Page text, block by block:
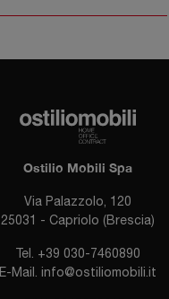
Ostilio Mobili Spa
Via Palazzolo, 120
25031 - Capriolo (Brescia)
Tel. +39 030-7460890
E-Mail. info@ostiliomobili.it